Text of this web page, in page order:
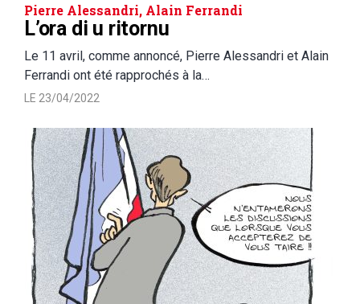
Pierre Alessandri, Alain Ferrandi
L’ora di u ritornu
Le 11 avril, comme annoncé, Pierre Alessandri et Alain
Ferrandi ont été rapprochés à la…
LE 23/04/2022